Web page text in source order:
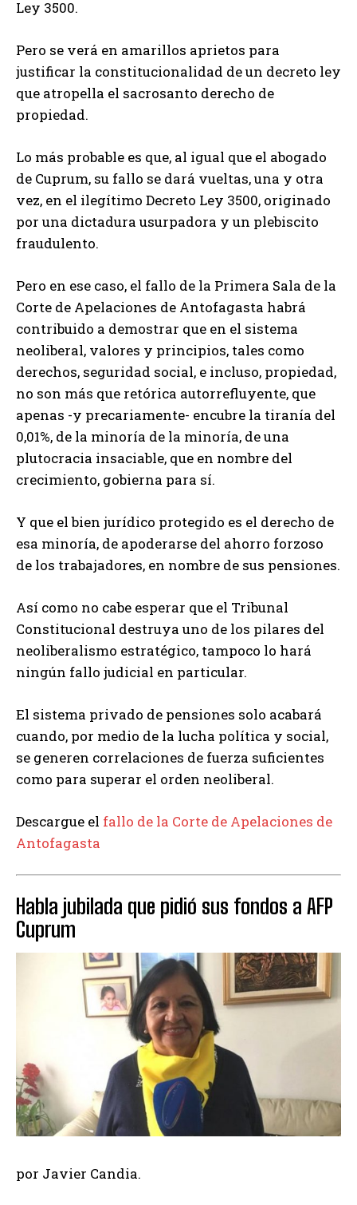
Ley 3500.
Pero se verá en amarillos aprietos para
justificar la constitucionalidad de un decreto ley
que atropella el sacrosanto derecho de
propiedad.
Lo más probable es que, al igual que el abogado
de Cuprum, su fallo se dará vueltas, una y otra
vez, en el ilegítimo Decreto Ley 3500, originado
por una dictadura usurpadora y un plebiscito
fraudulento.
Pero en ese caso, el fallo de la Primera Sala de la
Corte de Apelaciones de Antofagasta habrá
contribuido a demostrar que en el sistema
neoliberal, valores y principios, tales como
derechos, seguridad social, e incluso, propiedad,
no son más que retórica autorrefluyente, que
apenas -y precariamente- encubre la tiranía del
0,01%, de la minoría de la minoría, de una
plutocracia insaciable, que en nombre del
crecimiento, gobierna para sí.
Y que el bien jurídico protegido es el derecho de
esa minoría, de apoderarse del ahorro forzoso
de los trabajadores, en nombre de sus pensiones.
Así como no cabe esperar que el Tribunal
Constitucional destruya uno de los pilares del
neoliberalismo estratégico, tampoco lo hará
ningún fallo judicial en particular.
El sistema privado de pensiones solo acabará
cuando, por medio de la lucha política y social,
se generen correlaciones de fuerza suficientes
como para superar el orden neoliberal.
Descargue el fallo de la Corte de Apelaciones de
Antofagasta
Habla jubilada que pidió sus fondos a AFP
Cuprum
por Javier Candia.